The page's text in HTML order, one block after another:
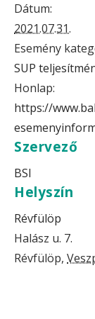
Dátum:
2021.07.31.
Esemény
SUP
Honlap:
https://
Szervező
BSI
Helyszín
Révfülöp
Halász u. 7.
Révfülöp,